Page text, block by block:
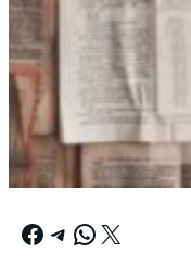
Facebook Telegram WhatsApp X